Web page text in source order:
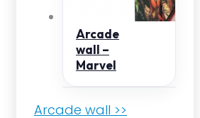
Arcade
wall –
Marvel
Arcade wall >>